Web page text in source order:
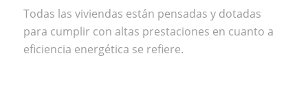
Todas las viviendas están pensadas y dotadas
para cumplir con altas prestaciones en cuanto a
eficiencia energética se refiere.